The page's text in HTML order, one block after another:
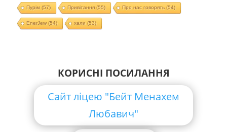
Пурім (57) Привітання(55) Про нас говорять(54)
EnerJew(54) хали (53)
КОРИСНІ ПОСИЛАННЯ
Сайт ліцею "Бейт Менахем
Любавич"